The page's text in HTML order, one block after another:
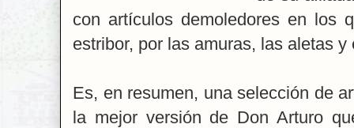
con artículos demoledores en los
estribor, por las amuras, las aletas y
Es, en resumen, una selección de
la mejor versión de Don Arturo